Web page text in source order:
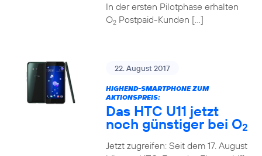
In der ersten Pilotphase erhalten
O2Postpaid-Kunden […]
22. August 2017
HIGHEND-SMARTPHONE ZUM
AKTIONSPREIS:
Das HTC U11 jetzt
noch günstiger bei O2
Jetzt zugreifen: Seit dem 17. August